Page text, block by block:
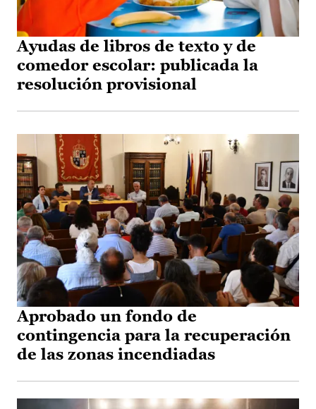
Ayudas de libros de texto y de
comedor escolar: publicada la
resolución provisional
Aprobado un fondo de
contingencia para la recuperación
de las zonas incendiadas